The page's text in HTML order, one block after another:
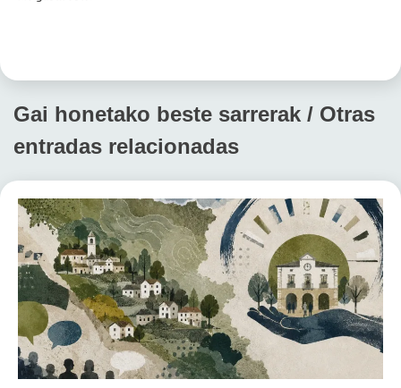
Gai honetako beste sarrerak / Otras
entradas relacionadas